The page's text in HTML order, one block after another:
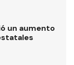
un aumento